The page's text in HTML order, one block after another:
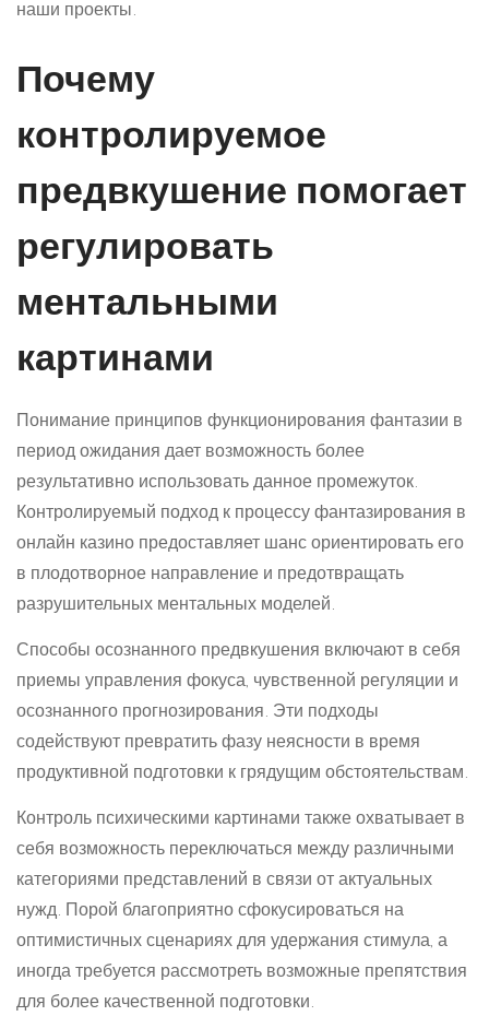
наши проекты.
Почему
контролируемое
предвкушение помогает
регулировать
ментальными
картинами
Понимание принципов функционирования фантазии в
период ожидания дает возможность более
результативно использовать данное промежуток.
Контролируемый подход к процессу фантазирования в
онлайн казино предоставляет шанс ориентировать его
в плодотворное направление и предотвращать
разрушительных ментальных моделей.
Способы осознанного предвкушения включают в себя
приемы управления фокуса, чувственной регуляции и
осознанного прогнозирования. Эти подходы
содействуют превратить фазу неясности в время
продуктивной подготовки к грядущим обстоятельствам.
Контроль психическими картинами также охватывает в
себя возможность переключаться между различными
категориями представлений в связи от актуальных
нужд. Порой благоприятно сфокусироваться на
оптимистичных сценариях для удержания стимула, а
иногда требуется рассмотреть возможные препятствия
для более качественной подготовки.